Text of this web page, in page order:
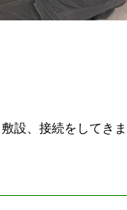
設、接続をしてきま